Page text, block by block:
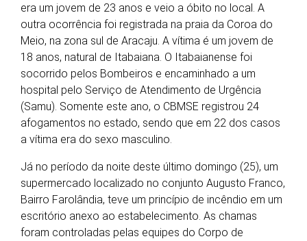
era um jovem de 23 anos e veio a óbito no local. A
outra ocorrência foi registrada na praia da Coroa do
Meio, na zona sul de Aracaju. A vítima é um jovem de
18 anos, natural de Itabaiana. O Itabaianense foi
socorrido pelos Bombeiros e encaminhado a um
hospital pelo Serviço de Atendimento de Urgência
(Samu). Somente este ano, o CBMSE registrou 24
afogamentos no estado, sendo que em 22 dos casos
a vítima era do sexo masculino.
Já no período da noite deste último domingo (25), um
supermercado localizado no conjunto Augusto Franco,
Bairro Farolândia, teve um princípio de incêndio em um
escritório anexo ao estabelecimento. As chamas
foram controladas pelas equipes do Corpo de